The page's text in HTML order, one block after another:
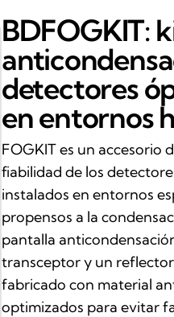
BDFOGKIT:
detectores
en entornos
FOGKIT es un accesorio
fiabilidad de los
instalados en entornos
propensos a la
pantalla
transceptor y un
fabricado con material
optimizados para evitar